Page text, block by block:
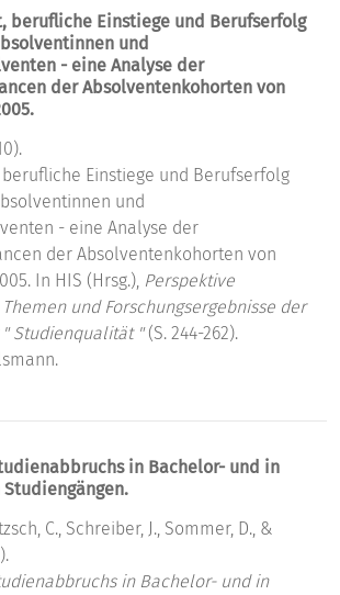
berufliche Einstiege und Berufserfolg
und
- eine Analyse der
der Absolventenkohorten von
Einstiege und Berufserfolg
und
- eine Analyse der
der Absolventenkohorten von
In HIS (Hrsg.), Perspektive
und Forschungsergebnisse der
" Studienqualität "(S. 244-262).
in Bachelor- und in
C., Schreiber, J., Sommer, D., &
in Bachelor- und in